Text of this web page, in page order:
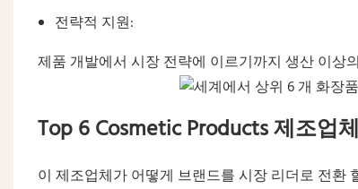
전략적 지원:
제품 개발에서 시장 전략에 이르기까지 생산 이상
Top 6 Cosmetic Products 제조업
이 제조업체가 어떻게 브랜드를 시장 리더로 전환